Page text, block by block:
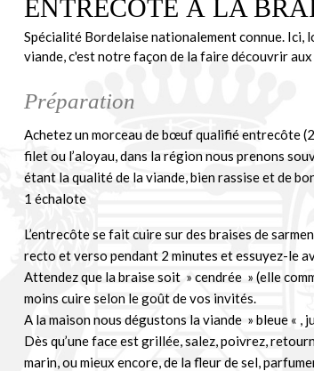
ENTRECÔTE À LA
Spécialité Bordelaise nationalement connue.
viande, c'est notre façon de la faire découvrir
Préparation
Achetez un morceau de bœuf qualifié entrecôte
filet ou l’aloyau, dans la région nous prenons
étant la qualité de la viande, bien rassise et de
1 échalote
L’entrecôte se fait cuire sur des braises de
recto et verso pendant 2 minutes et essuyez-le
Attendez que la braise soit » cendrée » (elle
moins cuire selon le goût de vos invités.
A la maison nous dégustons la viande » bleue « ,
Dès qu’une face est grillée, salez, poivrez,
marin, ou mieux encore, de la fleur de sel,